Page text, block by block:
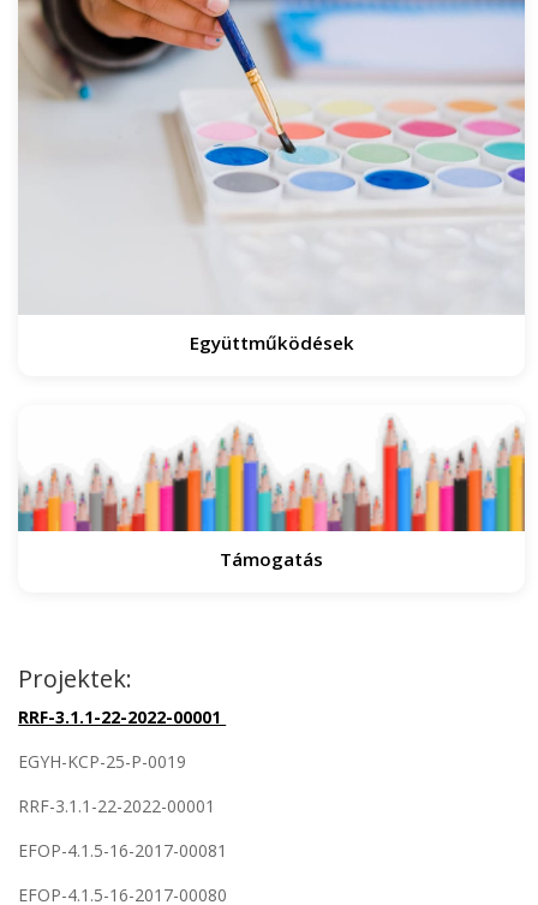
Együttműködések
Támogatás
Projektek:
RRF-3.1.1-22-2022-00001
EGYH-KCP-25-P-0019
RRF-3.1.1-22-2022-00001
EFOP-4.1.5-16-2017-00081
EFOP-4.1.5-16-2017-00080